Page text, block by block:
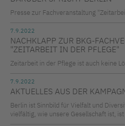
Presse zur Fachveranstaltung
7.9.2022
NACHKLAPP ZUR BKG-
"ZEITARBEIT IN DER PFLEGE"
Zeitarbeit in der Pflege ist auch keine
7.9.2022
AKTUELLES AUS DER
Berlin ist Sinnbild für Vielfalt und
vielfältig, wie unsere Gesellschaft ist,